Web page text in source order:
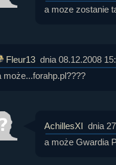
a moze zostanie
Fleur13 dnia 08.12.2008
może...forahp.pl????
AchillesXI dnia
a może Gwardia